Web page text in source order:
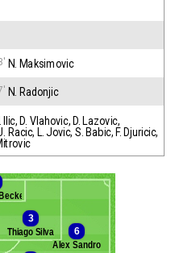
N. Maksimovic
N. Radonjic
I. Ilic, D. Vlahovic, D. Lazovic,
Racic, L. Jovic, S. Babic, F. Djuricic,